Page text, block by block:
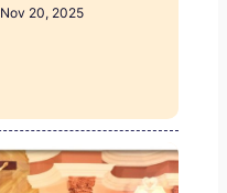
Nov 20, 2025